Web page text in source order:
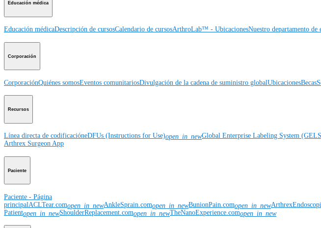
Educación médica
Educación médicaDescripción de cursosCalendario de cursosArthroLab™ - UbicacionesNuestro departamento de
Corporación
CorporaciónQuiénes somosEventos comunitariosDivulgación de la cadena de suministro globalUbicacionesBecas
Recursos
Línea directa de codificacióneDFUs (Instructions for Use)open_in_newGlobal Enterprise Labeling System
Arthrex Surgeon App
Paciente
Paciente - Página
principal ACLTear.comopen_in_newAnkleSprain.comopen_in_newBunionPain.comopen_in_new
Patientopen_in_newShoulderReplacement.comopen_in_newTheNanoExperience.comopen_in_new